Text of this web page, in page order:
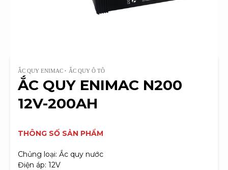
ẮC QUY ENIMAC ẮC QUY Ô TÔ
ẮC QUY ENIMAC N200
12V-200AH
THÔNG SỐ SẢN PHẨM
Chủng loại: Ắc quy nước
Điện áp: 12V